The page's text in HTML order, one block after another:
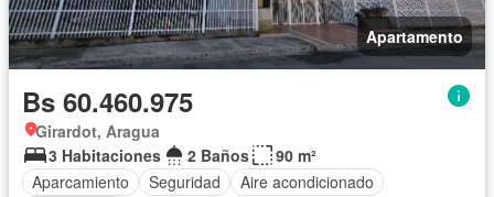
Apartamento
Bs 60.460.975
Girardot, Aragua
3 Habitaciones
2 Baños
90 m²
Aparcamiento
Seguridad
Aire acondicionado